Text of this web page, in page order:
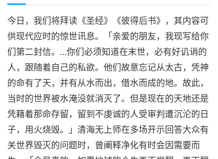
今日，我们将拜读《圣经》《彼得后书》，其内容可
供现代应时的惊世讯息。「亲爱的朋友，我现写给你
们第二封信。…你们必须知道在末世，必有好讥诮的
人，跟随着自己的私欲。他们故意忘记从太古，凭神
的命有了天，并有从水而出，借水而成的地。故此，
当时的世界被水淹没就消灭了。但是现在的天地还是
凭藉着那命存留，留到不虔诚的人受审判遭沉沦的日
子，用火烧毁。」清海无上师在多场开示回答大众有
关世界毁灭的问题时，曾阐释净化有时会因需要而